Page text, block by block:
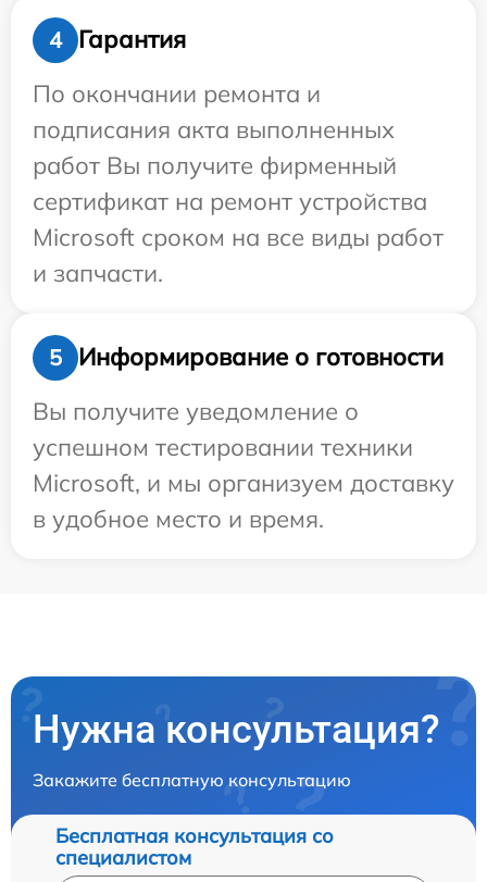
4
Гарантия
По окончании ремонта и
подписания акта выполненных
работ Вы получите фирменный
сертификат на ремонт устройства
Microsoft сроком на все виды работ
и запчасти.
5
Информирование о готовности
Вы получите уведомление о
успешном тестировании техники
Microsoft, и мы организуем доставку
в удобное место и время.
Нужна консультация?
Закажите бесплатную консультацию
Бесплатная консультация со
специалистом